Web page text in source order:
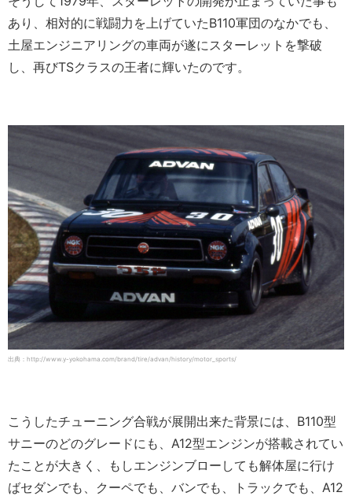
あり、相対的に戦闘力を上げていたB110軍団のなかでも、
土屋エンジニアリングの車両が遂にスターレットを撃破
し、再びTSクラスの王者に輝いたのです。
出典：http://www.y-yokohama.com/brand/tire/advan/history/motor_sports/
こうしたチューニング合戦が展開出来た背景には、B110型
サニーのどのグレードにも、A12型エンジンが搭載されてい
たことが大きく、もしエンジンブローしても解体屋に行け
ばセダンでも、クーペでも、バンでも、トラックでも、A12